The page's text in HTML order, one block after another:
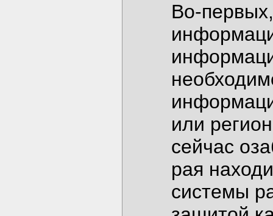
Во-
или
сейчас
рая
системы